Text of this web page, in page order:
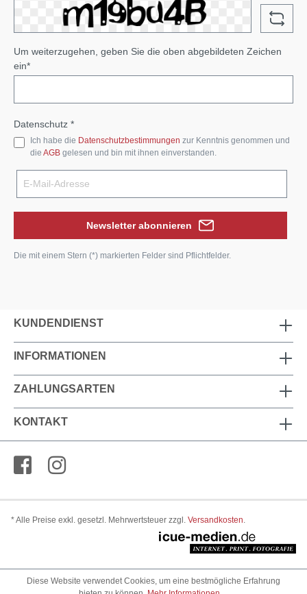
Um weiterzugehen, geben Sie die oben abgebildeten Zeichen
ein*
Datenschutz *
Ich habe die Datenschutzbestimmungen zur Kenntnis genommen und
die AGB gelesen und bin mit ihnen einverstanden.
Newsletter abonnieren
Die mit einem Stern (*) markierten Felder sind Pflichtfelder.
KUNDENDIENST
INFORMATIONEN
ZAHLUNGSARTEN
KONTAKT
* Alle Preise exkl. gesetzl. Mehrwertsteuer zzgl. Versandkosten.
Diese Website verwendet Cookies, um eine bestmögliche Erfahrung